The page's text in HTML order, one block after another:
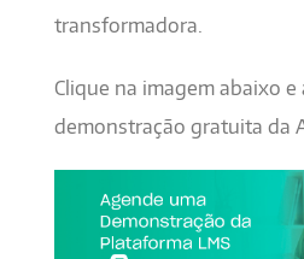
transformadora.
Clique na imagem abaixo e
demonstração gratuita da
1080x400.jpg